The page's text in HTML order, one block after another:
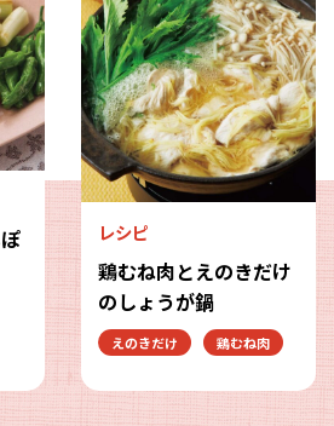
レシピ
鶏むね肉とえのきだけ
のしょうが鍋
えのきだけ 鶏むね肉